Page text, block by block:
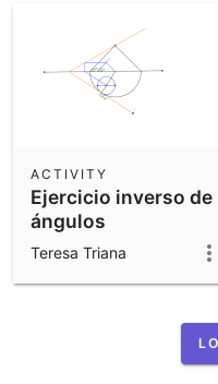
Ejercicio inverso de
ángulos
ACTIVITY
Teresa Triana